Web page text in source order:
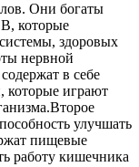
Они богаты
которые
здоровых
нервной
в себе
которые играют
Второе
улучшать
пищевые
работу кишечника